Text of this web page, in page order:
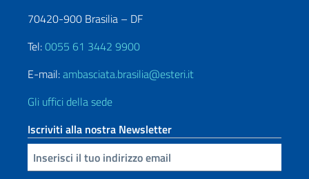
70420-900 Brasilia – DF
Tel:0055 61 3442 9900
E-mail:ambasciata.brasilia@esteri.it
Gli uffici della sede
Iscriviti alla nostra Newsletter
Inserisci la tua email